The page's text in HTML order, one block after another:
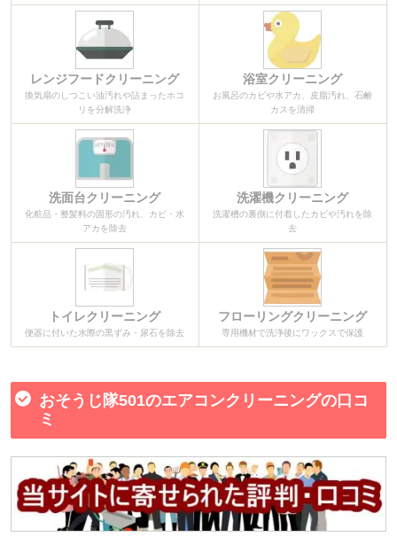
レンジフードクリーニング
換気扇のしつこい油汚れや詰まったホコ
リを分解洗浄
浴室クリーニング
お風呂のカビや水アカ、皮脂汚れ、石鹸
カスを清掃
洗面台クリーニング
化粧品・整髪料の固形の汚れ、カビ・水
アカを除去
洗濯機クリーニング
洗濯槽の裏側に付着したカビや汚れを除
去
トイレクリーニング
便器に付いた水際の黒ずみ・尿石を除去
フローリングクリーニング
専用機材で洗浄後にワックスで保護
おそうじ隊501のエアコンクリーニングの口コ
ミ